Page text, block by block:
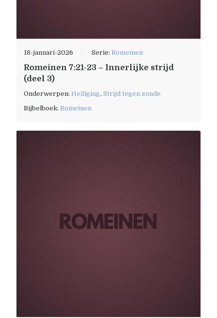
18-januari-2026 Serie:Romeinen
Romeinen 7:21-23 – Innerlijke strijd
(deel 3)
Onderwerpen:Heiliging,Strijd tegen zonde
Bijbelboek:Romeinen